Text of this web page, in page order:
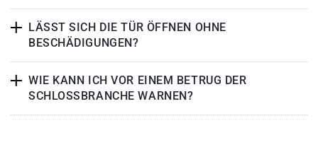
LÄSST SICH DIE TÜR ÖFFNEN OHNE
BESCHÄDIGUNGEN?
WIE KANN ICH VOR EINEM BETRUG DER
SCHLOSSBRANCHE WARNEN?